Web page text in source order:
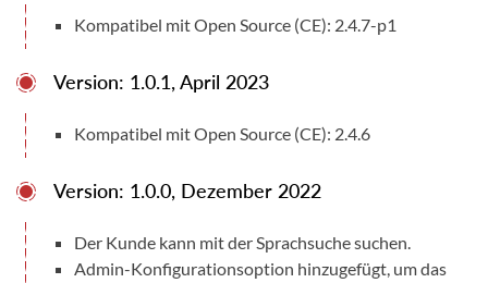
Kompatibel mit Open Source (CE): 2.4.7-p1
Version: 1.0.1, April 2023
Kompatibel mit Open Source (CE): 2.4.6
Version: 1.0.0, Dezember 2022
Der Kunde kann mit der Sprachsuche suchen.
Admin-Konfigurationsoption hinzugefügt, um das